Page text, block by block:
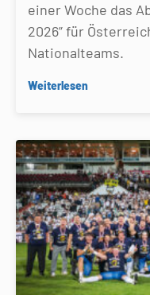
einer Woche das
2026” für
Nationalteams.
Weiterlesen